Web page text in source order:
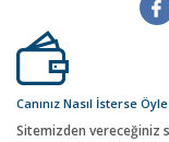
Canınız Nasıl İsterse
Sitemizden vereceğiniz